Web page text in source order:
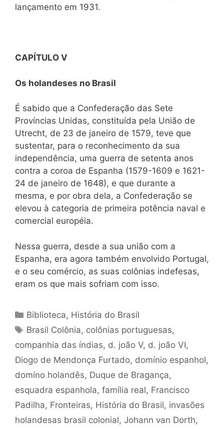
lançamento em 1931.
CAPÍTULO V
Os holandeses no Brasil
É sabido que a Confederação das Sete
Províncias Unidas, constituída pela União de
Utrecht, de 23 de janeiro de 1579, teve que
sustentar, para o reconhecimento da sua
independência, uma guerra de setenta anos
contra a coroa de Espanha (1579-1609 e 1621-
24 de janeiro de 1648), e que durante a
mesma, e por obra dela, a Confederação se
elevou à categoria de primeira potência naval e
comercial européia.
Nessa guerra, desde a sua união com a
Espanha, era agora também envolvido Portugal,
e o seu comércio, as suas colônias indefesas,
eram os que mais sofriam com isso.
Categorias
Biblioteca, História do Brasil
Tags
Brasil Colônia, colônias portuguesas,
companhia das índias, d. joão V, d. joão VI,
Diogo de Mendonça Furtado, domínio espanhol,
domíno holandês, Duque de Bragança,
esquadra espanhola, família real, Francisco
Padilha, Fronteiras, História do Brasil, invasões
holandesas brasil colonial, Johann van Dorth,